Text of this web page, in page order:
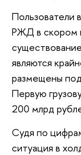
Пользователи
РЖД в скором
являются
размещены
Первую
200 млрд
Судя по
ситуация в